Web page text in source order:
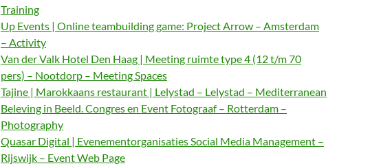
Training
Up Events | Online teambuilding game: Project Arrow – Amsterdam
– Activity
Van der Valk Hotel Den Haag | Meeting ruimte type 4 (12 t/m 70
pers) – Nootdorp – Meeting Spaces
Tajine | Marokkaans restaurant | Lelystad – Lelystad – Mediterranean
Beleving in Beeld. Congres en Event Fotograaf – Rotterdam –
Photography
Quasar Digital | Evenementorganisaties Social Media Management –
Rijswijk – Event Web Page